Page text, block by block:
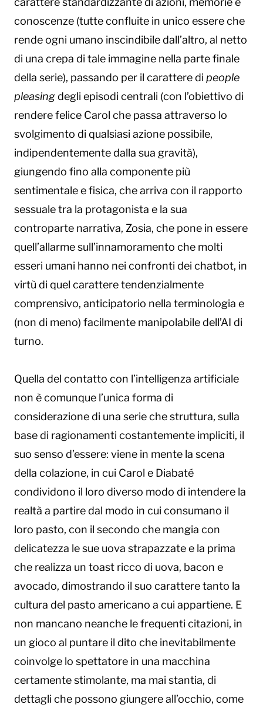
conoscenze (tutte confluite in unico essere che
rende ogni umano inscindibile dall’altro, al netto
di una crepa di tale immagine nella parte finale
della serie), passando per il carattere di people
pleasingdegli episodi centrali (con l’obiettivo di
rendere felice Carol che passa attraverso lo
svolgimento di qualsiasi azione possibile,
indipendentemente dalla sua gravità),
giungendo fino alla componente più
sentimentale e fisica, che arriva con il rapporto
sessuale tra la protagonista e la sua
controparte narrativa, Zosia, che pone in essere
quell’allarme sull’innamoramento che molti
esseri umani hanno nei confronti dei chatbot, in
virtù di quel carattere tendenzialmente
comprensivo, anticipatorio nella terminologia e
(non di meno) facilmente manipolabile dell’AI di
turno.
Quella del contatto con l’intelligenza artificiale
non è comunque l’unica forma di
considerazione di una serie che struttura, sulla
base di ragionamenti costantemente impliciti, il
suo senso d’essere: viene in mente la scena
della colazione, in cui Carol e Diabaté
condividono il loro diverso modo di intendere la
realtà a partire dal modo in cui consumano il
loro pasto, con il secondo che mangia con
delicatezza le sue uova strapazzate e la prima
che realizza un toast ricco di uova, bacon e
avocado, dimostrando il suo carattere tanto la
cultura del pasto americano a cui appartiene. E
non mancano neanche le frequenti citazioni, in
un gioco al puntare il dito che inevitabilmente
coinvolge lo spettatore in una macchina
certamente stimolante, ma mai stantia, di
dettagli che possono giungere all’occhio, come